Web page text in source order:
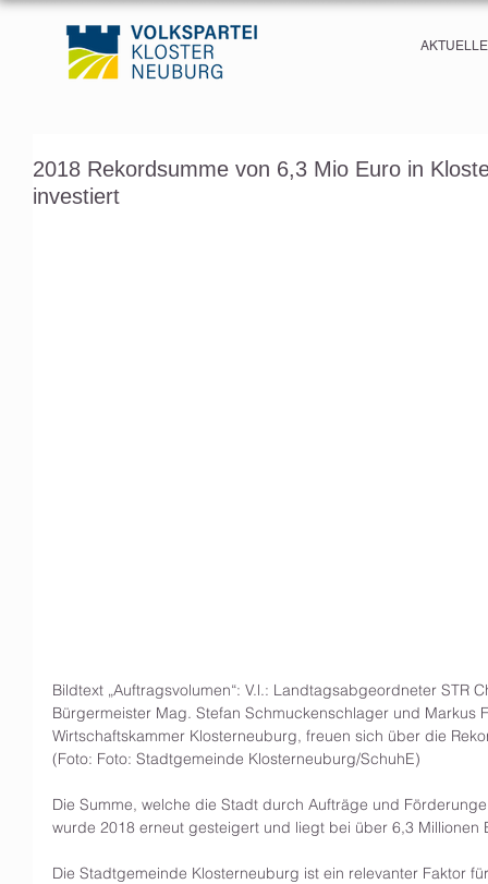
2018 Rekordsumme von 6,3 Mio Euro in
investiert
Bildtext „Auftragsvolumen“: V.l.: Landtagsabgeordneter STR
Bürgermeister Mag. Stefan Schmuckenschlager und Markus
Wirtschaftskammer Klosterneuburg, freuen sich über die
(Foto: Foto: Stadtgemeinde Klosterneuburg/SchuhE)
Die Summe, welche die Stadt durch Aufträge und
wurde 2018 erneut gesteigert und liegt bei über 6,3 Millionen
Die Stadtgemeinde Klosterneuburg ist ein relevanter Faktor